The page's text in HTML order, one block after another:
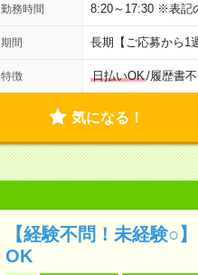
勤務時間 8:20～17:30 ※表記
期間 長期【ご応募から1
特徴 日払いOK/履歴書
気になる！
【経験不問！未経験○
OK